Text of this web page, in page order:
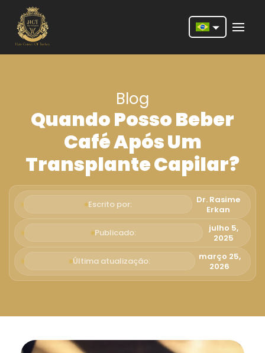
Deutsch
Português
Español
Türkçe
Italiano
Română
Русский
Svenska
Blog
Quando Posso Beber
Café Após Um
Transplante Capilar?
Escrito por:
Dr. Rasime
Erkan
Publicado:
julho 5,
2025
Última atualização:
março 25,
2026